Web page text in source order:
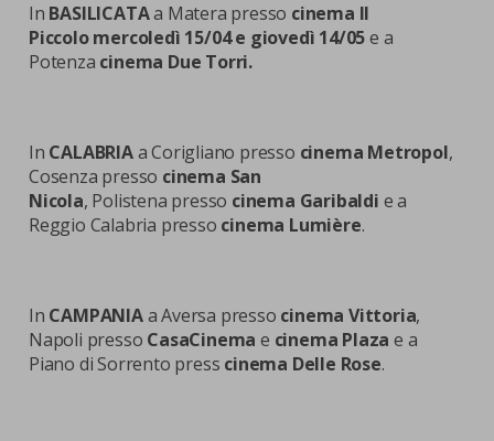
In BASILICATAa Matera presso cinema Il
Piccolomercoledì 15/04 e giovedì 14/05e a
Potenza cinema Due Torri.
In CALABRIAa Corigliano presso cinema Metropol,
Cosenza presso cinema San
Nicola, Polistena presso cinema Garibaldi e a
Reggio Calabria presso cinema Lumière.
In CAMPANIAa Aversa presso cinema Vittoria,
Napoli presso CasaCinemae cinema Plaza e a
Piano di Sorrento press cinema Delle Rose.